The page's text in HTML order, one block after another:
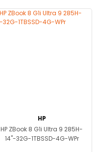
HP
HP ZBook 8 G1i Ultra 9 285H-
14''-32G-1TBSSD-4G-WPr